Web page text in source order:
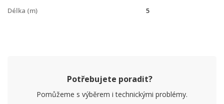
Délka (m)
5
Potřebujete poradit?
Pomůžeme s výběrem i technickými problémy.